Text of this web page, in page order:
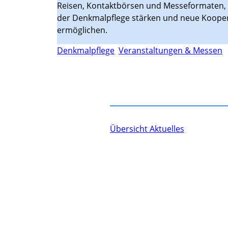
Reisen, Kontaktbörsen und
der Denkmalpflege stärken und neue
ermöglichen.
Denkmalpflege Veranstaltungen & Messen
Übersicht Aktuelles